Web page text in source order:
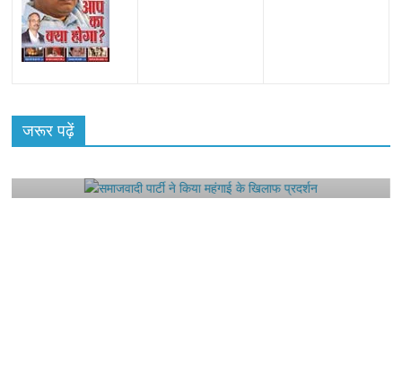
जरूर पढ़ें
राजनीतिक
समाजवादी पार्टी ने किया महंगाई के खिलाफ प्रदर्शन